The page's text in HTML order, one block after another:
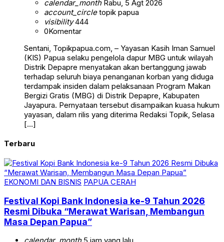
calendar_monthRabu, 5 Agt 2026
account_circletopik papua
visibility444
0Komentar
Sentani, Topikpapua.com, – Yayasan Kasih Iman Samuel
(KIS) Papua selaku pengelola dapur MBG untuk wilayah
Distrik Depapre menyatakan akan bertanggung jawab
terhadap seluruh biaya penanganan korban yang diduga
terdampak insiden dalam pelaksanaan Program Makan
Bergizi Gratis (MBG) di Distrik Depapre, Kabupaten
Jayapura. Pernyataan tersebut disampaikan kuasa hukum
yayasan, dalam rilis yang diterima Redaksi Topik, Selasa
[…]
Terbaru
EKONOMI DAN BISNIS PAPUA CERAH
Festival Kopi Bank Indonesia ke-9 Tahun 2026
Resmi Dibuka “Merawat Warisan, Membangun
Masa Depan Papua”